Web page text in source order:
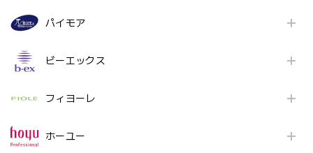
パイモア
ビーエックス
フィヨーレ
ホーユー